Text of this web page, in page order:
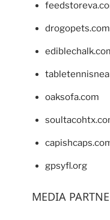
drogopets.com
oaksofa.com
gpsyfl.org
MEDIA